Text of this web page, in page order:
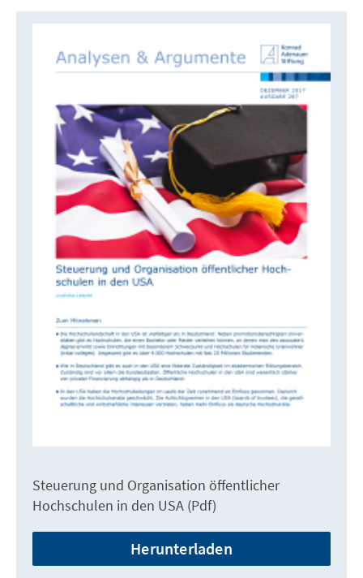
Steuerung und Organisation öffentlicher
Hochschulen in den USA (Pdf)
Herunterladen